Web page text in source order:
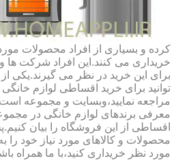
کرده و بسیاری از افراد محصولات
خریداری می کنند.این افراد شرکت ها
برای این خرید در نظر می گیرند.یکی
توانید برای خرید اقساطی لوازم
مراجعه نمایید،وبسایت و مجموعه
معرفی برندهای لوازم خانگی در
اقساطی از این فروشگاه را بیان
محصولات و کالاهای مورد نیاز خود را
مورد نظر خریداری کنید،با ما همراه